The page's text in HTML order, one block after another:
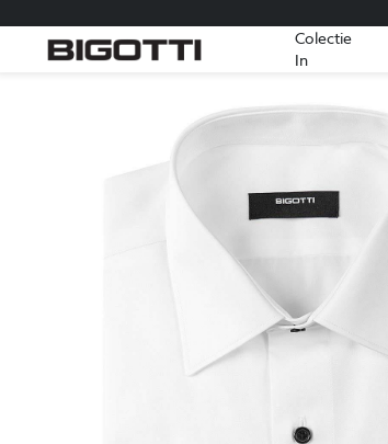
Colectie
In